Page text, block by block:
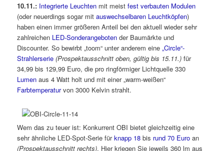
10.11.: Integrierte Leuchten mit meistfest verbauten Modulen
(oder neuerdings sogar mitauswechselbaren Leuchtköpfen)
haben einen immer größeren Anteil bei den aktuell wieder sehr
zahlreichen LED-Sonderangeboten der Baumärkte und
Discounter. So bewirbt „toom“ unter anderem eine„Circle“-
Strahlerserie(Prospektausschnitt oben, gültig bis 15.11.) für
34,99 bis 129,99 Euro, die pro ringförmiger Lichtquelle 330
Lumen aus 4 Watt holt und mit einer „warm-weißen“
Farbtemperaturvon 3000 Kelvin strahlt.
Wem das zu teuer ist: Konkurrent OBI bietet gleichzeitig eine
sehr ähnliche LED-Spot-Serie fürknapp 18 bis rund 70 Euro an
(Prospektausschnitt rechts). Hier kriegen Sie jeweils 360 lm aus